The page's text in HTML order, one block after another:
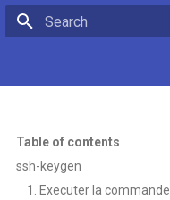
Table of contents
ssh-keygen
1. Executer la commande